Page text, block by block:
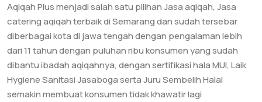
Aqiqah Plus menjadi salah satu pilihan Jasa aqiqah, Jasa
catering aqiqah terbaik di Semarang dan sudah tersebar
diberbagai kota di jawa tengah dengan pengalaman lebih
dari 11 tahun dengan puluhan ribu konsumen yang sudah
dibantu ibadah aqiqahnya, dengan sertifikasi hala MUI, Laik
Hygiene Sanitasi Jasaboga serta Juru Sembelih Halal
semakin membuat konsumen tidak khawatir lagi